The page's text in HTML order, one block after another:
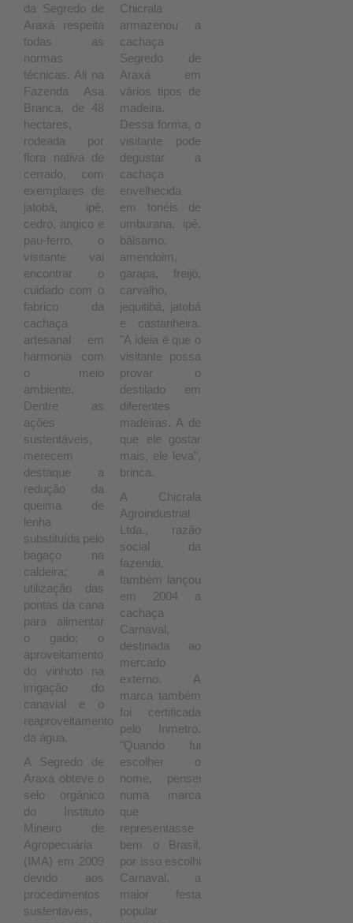
da Segredo de
Araxá respeita
todas as
normas
técnicas. Ali na
Fazenda Asa
Branca, de 48
hectares,
rodeada por
flora nativa de
cerrado, com
exemplares de
jatobá, ipê,
cedro, angico e
pau-ferro, o
visitante vai
encontrar o
cuidado com o
fabrico da
cachaça
artesanal em
harmonia com
o meio
ambiente.
Dentre as
ações
sustentáveis,
merecem
destaque a
redução da
queima de
lenha
substituída pelo
bagaço na
caldeira; a
utilização das
pontas da cana
para alimentar
o gado; o
aproveitamento
do vinhoto na
irrigação do
canavial e o
reaproveitamento
da água.
A Segredo de
Araxá obteve o
selo orgânico
do Instituto
Mineiro de
Agropecuária
(IMA) em 2009
devido aos
procedimentos
sustentáveis,
Chicrala
armazenou a
cachaça
Segredo de
Araxá em
vários tipos de
madeira.
Dessa forma, o
visitante pode
degustar a
cachaça
envelhecida
em tonéis de
umburana, ipê,
bálsamo,
amendoim,
garapa, freijó,
carvalho,
jequitibá, jatobá
e castanheira.
"A ideia é que o
visitante possa
provar o
destilado em
diferentes
madeiras. A de
que ele gostar
mais, ele leva",
brinca.
A Chicrala
Agroindustrial
Ltda., razão
social da
fazenda,
também lançou
em 2004 a
cachaça
Carnaval,
destinada ao
mercado
externo. A
marca também
foi certificada
pelo Inmetro.
"Quando fui
escolher o
nome, pensei
numa marca
que
representasse
bem o Brasil,
por isso escolhi
Carnaval, a
maior festa
popular